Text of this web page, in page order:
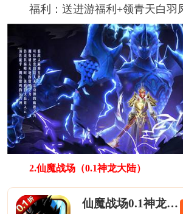
福利：送进游福利+领青天白羽
2.仙魔战场（0.1神龙大陆）
仙魔战场0.1神龙大陆